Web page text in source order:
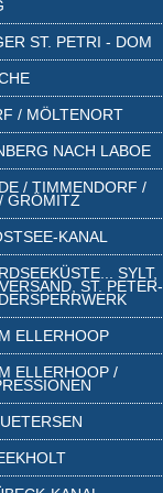
ST. PETRI - DOM
/ MÖLTENORT
NACH LABOE
/ TIMMENDORF /
GRÖMITZ
KANAL
SYLT,
ST. PETER-
ELLERHOOP
ELLERHOOP /